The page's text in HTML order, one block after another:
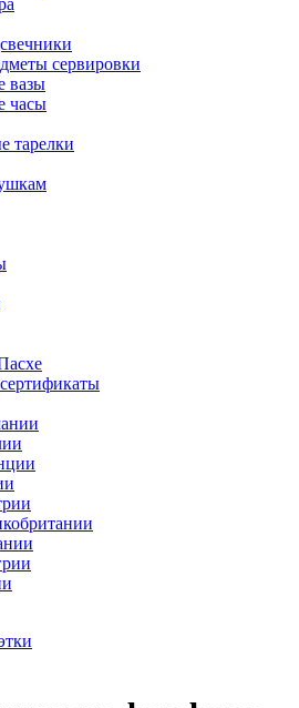
сервировки
вазы
часы
тарелки